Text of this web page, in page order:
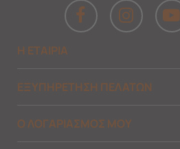
Η ΕΤΑΙΡΙΑ
ΕΞΥΠΗΡΕΤΗΣΗ ΠΕΛΑΤΩΝ
Ο ΛΟΓΑΡΙΑΣΜΟΣ ΜΟΥ